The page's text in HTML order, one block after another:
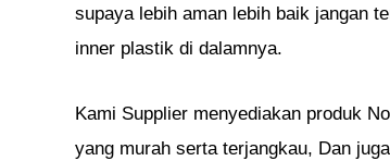
supaya lebih aman lebih baik jangan
inner plastik di dalamnya.
Kami Supplier menyediakan produk
yang murah serta terjangkau, Dan